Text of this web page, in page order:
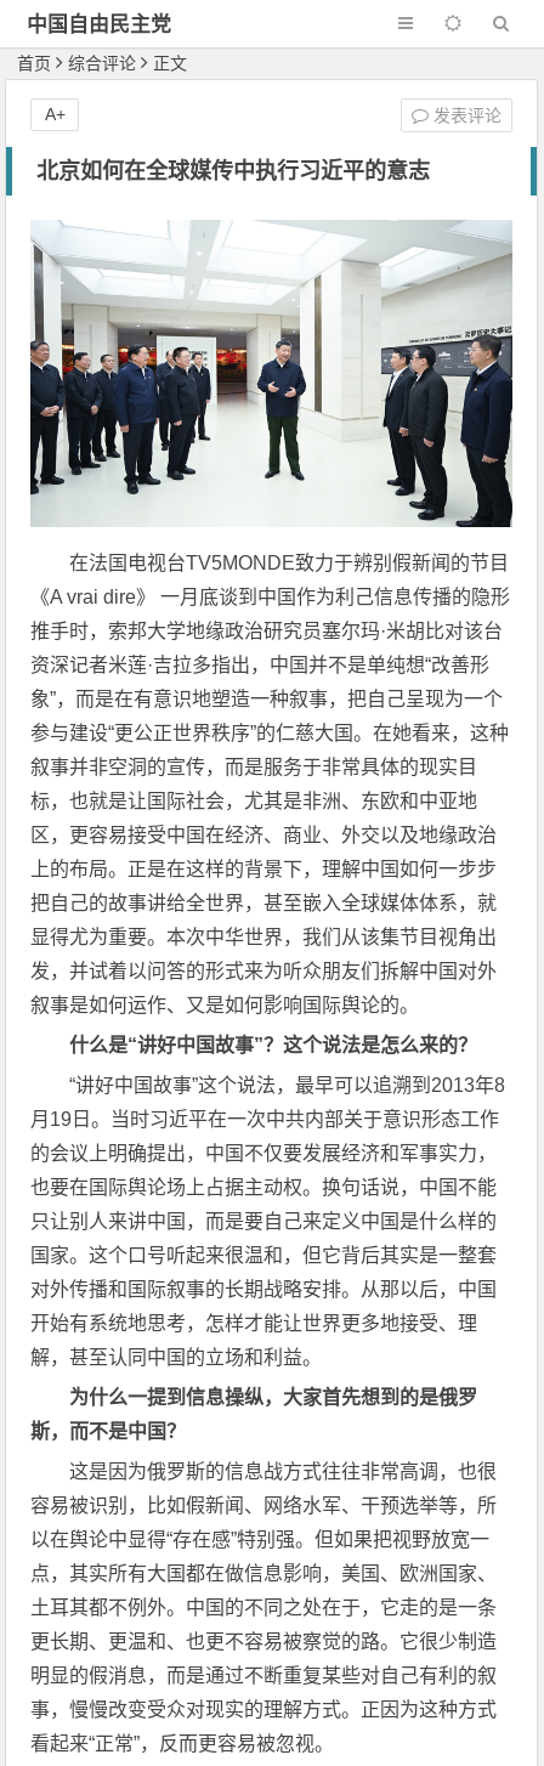
中国自由民主党
首页 综合评论 正文
北京如何在全球媒传中执行习近平的意志
在法国电视台TV5MONDE致力于辨别假新闻的节目
《A vrai dire》 一月底谈到中国作为利己信息传播的隐形
推手时，索邦大学地缘政治研究员塞尔玛·米胡比对该台
资深记者米莲·吉拉多指出，中国并不是单纯想“改善形
象”，而是在有意识地塑造一种叙事，把自己呈现为一个
参与建设“更公正世界秩序”的仁慈大国。在她看来，这种
叙事并非空洞的宣传，而是服务于非常具体的现实目
标，也就是让国际社会，尤其是非洲、东欧和中亚地
区，更容易接受中国在经济、商业、外交以及地缘政治
上的布局。正是在这样的背景下，理解中国如何一步步
把自己的故事讲给全世界，甚至嵌入全球媒体体系，就
显得尤为重要。本次中华世界，我们从该集节目视角出
发，并试着以问答的形式来为听众朋友们拆解中国对外
叙事是如何运作、又是如何影响国际舆论的。
什么是“讲好中国故事”？这个说法是怎么来的？
“讲好中国故事”这个说法，最早可以追溯到2013年8
月19日。当时习近平在一次中共内部关于意识形态工作
的会议上明确提出，中国不仅要发展经济和军事实力，
也要在国际舆论场上占据主动权。换句话说，中国不能
只让别人来讲中国，而是要自己来定义中国是什么样的
国家。这个口号听起来很温和，但它背后其实是一整套
对外传播和国际叙事的长期战略安排。从那以后，中国
开始有系统地思考，怎样才能让世界更多地接受、理
解，甚至认同中国的立场和利益。
为什么一提到信息操纵，大家首先想到的是俄罗
斯，而不是中国？
这是因为俄罗斯的信息战方式往往非常高调，也很
容易被识别，比如假新闻、网络水军、干预选举等，所
以在舆论中显得“存在感”特别强。但如果把视野放宽一
点，其实所有大国都在做信息影响，美国、欧洲国家、
土耳其都不例外。中国的不同之处在于，它走的是一条
更长期、更温和、也更不容易被察觉的路。它很少制造
明显的假消息，而是通过不断重复某些对自己有利的叙
事，慢慢改变受众对现实的理解方式。正因为这种方式
看起来“正常”，反而更容易被忽视。
发表评论
A+